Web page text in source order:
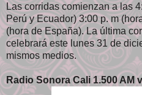
Las corridas comienzan a las
Perú y Ecuador) 3:00 p. m
(hora de España). La última
celebrará este lunes 31 de
mismos medios.
Radio Sonora Cali 1.500 AM